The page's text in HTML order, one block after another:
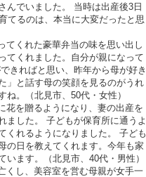
んでいました。 当時は出産後3日
てるのは、本当に大変だったと思
てくれた豪華弁当の味を思い出し
てくれました。自分が親になって
きればと思い、昨年から母が好き
」と話す母の笑顔を見るのがうれ
。（北見市、50代・女性）
花を贈るようになり、妻の出産を
ました。 子どもが保育所に通うよ
くれるようになりました。 子ども
の日を教えてくれます。今年も家
ます。（北見市、40代・男性）
くし、美容室を営む母親が女手一